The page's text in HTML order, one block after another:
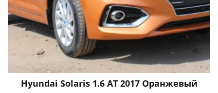
Hyundai Solaris 1.6 АТ 2017 Оранжевый